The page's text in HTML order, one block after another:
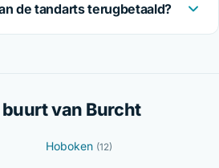
de tandarts terugbetaald?
van Burcht
Hoboken (12)